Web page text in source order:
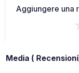
Aggiungere una
Media (